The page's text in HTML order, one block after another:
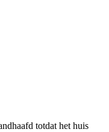
totdat het huis